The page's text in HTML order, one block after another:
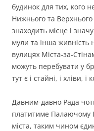
будинок для тих, кого
Нижнього та
знаходить місце і
мули та інша живність
вулицях Міста-за-
можуть перебувати у
тут є і стайні, і хліви, і
Давним-давно Рада
платитиме Палаючому
міста, таким чином